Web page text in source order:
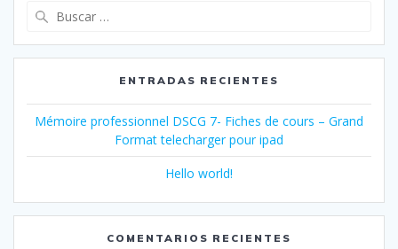
ENTRADAS RECIENTES
Mémoire professionnel DSCG 7- Fiches de cours – Grand
Format telecharger pour ipad
Hello world!
COMENTARIOS RECIENTES